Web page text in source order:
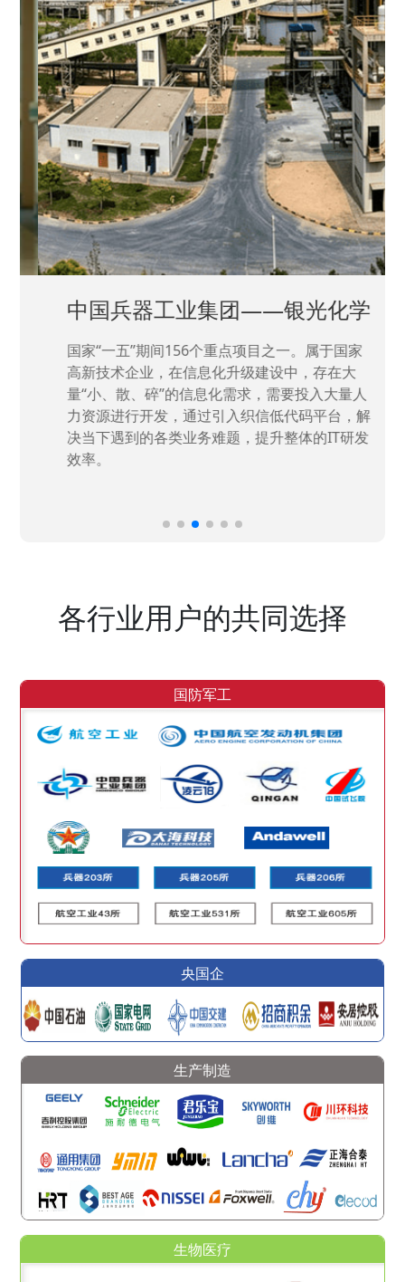
中国兵器工业集团——银光化学
国家“一五”期间156个重点项目之一。属于国家
高新技术企业，在信息化升级建设中，存在大
量“小、散、碎”的信息化需求，需要投入大量人
力资源进行开发，通过引入织信低代码平台，解
决当下遇到的各类业务难题，提升整体的IT研发
效率。
各行业用户的共同选择
国防军工
央国企
生产制造
生物医疗